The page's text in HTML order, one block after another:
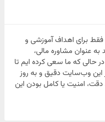
برای اهداف آموزشی و
به عنوان مشاوره مالی،
حالی که ما سعی کرده ایم تا
این وب‌سایت دقیق و به روز
امنیت یا کامل بودن این